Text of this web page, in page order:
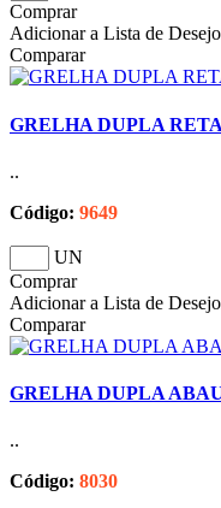
Comprar
Adicionar a Lista de
Comparar
GRELHA DUPLA
..
Código: 9649
UN
Comprar
Adicionar a Lista de
Comparar
GRELHA DUPLA
..
Código: 8030